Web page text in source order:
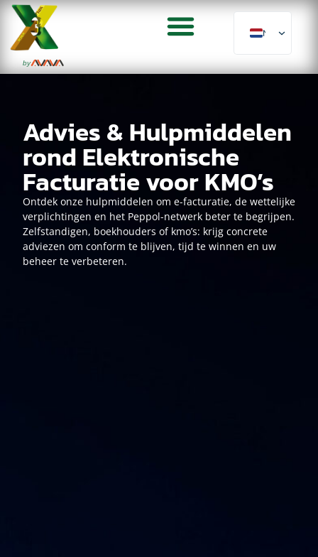
by
actualités facturation
Advies & Hulpmiddelen
rond Elektronische
Facturatie voor KMO’s
Ontdek onze hulpmiddelen om e-facturatie, de wettelijke
verplichtingen en het Peppol-netwerk beter te begrijpen.
Zelfstandigen, boekhouders of kmo’s: krijg concrete
adviezen om conform te blijven, tijd te winnen en uw
beheer te verbeteren.